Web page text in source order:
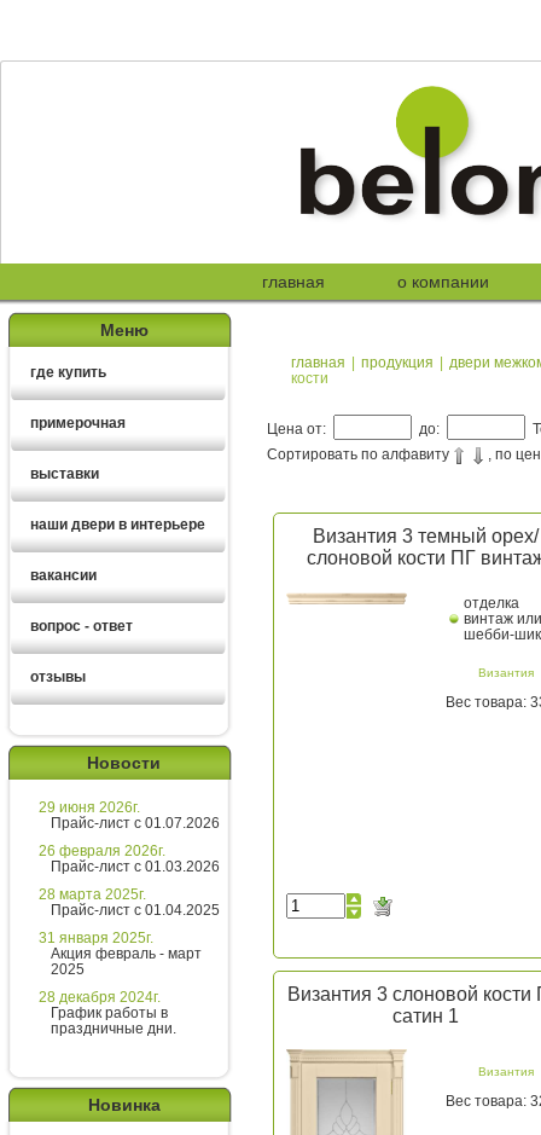
главная о компании
Меню
где купить
примерочная
выставки
наши двери в интерьере
вакансии
вопрос - ответ
отзывы
Новости
29 июня 2026г.
Прайс-лист с 01.07.2026
26 февраля 2026г.
Прайс-лист с 01.03.2026
28 марта 2025г.
Прайс-лист с 01.04.2025
31 января 2025г.
Акция февраль - март
2025
28 декабря 2024г.
График работы в
праздничные дни.
Новинка
главная | продукция | двери
кости
Цена от: до:
Сортировать по алфавиту
, по
Византия 3 темный орех/
слоновой кости ПГ
отделка
винтаж или
шебби-шик
Византия
Вес товара:
Византия 3 слоновой
сатин 1
Византия
Вес товара:
Введите сообщение
Ирина
Здравствуйте!
Хотите получить расчет
стоимости за 5 минут?
Напишите мне и я все расскажу
подробно!